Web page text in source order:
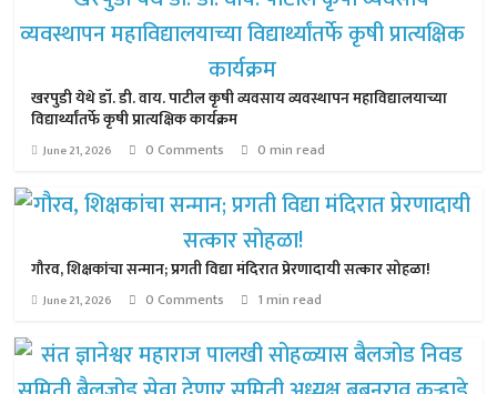
खरपुडी येथे डॉ. डी. वाय. पाटील कृषी व्यवसाय व्यवस्थापन महाविद्यालयाच्या
विद्यार्थ्यांतर्फे कृषी प्रात्यक्षिक कार्यक्रम
June 21, 2026 0 Comments 0 min read
गौरव, शिक्षकांचा सन्मान; प्रगती विद्या मंदिरात प्रेरणादायी सत्कार सोहळा!
June 21, 2026 0 Comments 1 min read